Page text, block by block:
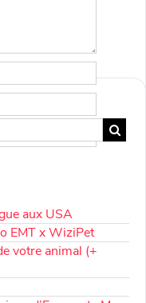
aux USA
EMT x WiziPet
votre animal (+